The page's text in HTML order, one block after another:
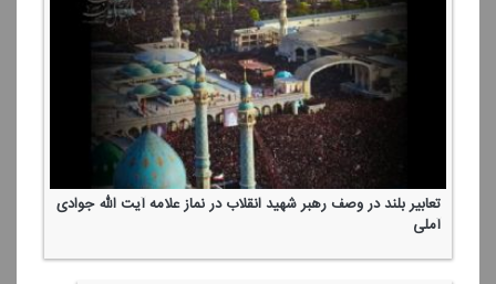
تعابیر بلند در وصف رهبر شهید انقلاب در نماز علامه آیت الله جوادی
آملی